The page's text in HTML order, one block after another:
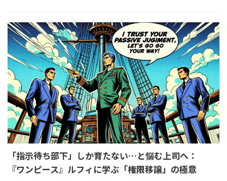
「指示待ち部下」しか育たない…と悩む上司へ：
『ワンピース』ルフィに学ぶ「権限移譲」の極意